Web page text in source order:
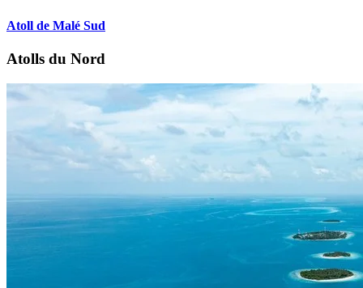
Atoll de Malé Sud
Atolls du Nord